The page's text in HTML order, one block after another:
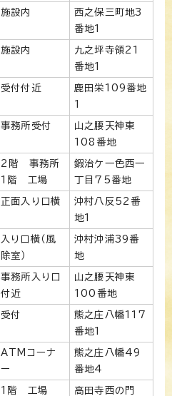
施設内
西之保三町地3
番地1
施設内
九之坪寺領21
番地1
受付付近
鹿田栄109番地
1
事務所受付
山之腰天神東
108番地
2階 事務所
1階 工場
鍜治ケ一色西一
丁目75番地
正面入り口横
沖村八反52番
地1
入り口横（風
除室）
沖村沖浦39番
地
事務所入り口
付近
山之腰天神東
100番地
受付
熊之庄八幡117
番地1
ATMコーナ
ー
熊之庄八幡49
番地4
1階 工場
高田寺西の門